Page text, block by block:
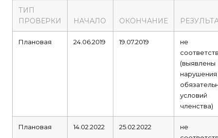
ТИП
ПРОВЕРКИ
НАЧАЛО ОКОНЧАНИЕ
Плановая 24.06.2019 19.07.2019
не
(выявлены
нарушения
условий
членства)
Плановая 14.02.2022 25.02.2022
не